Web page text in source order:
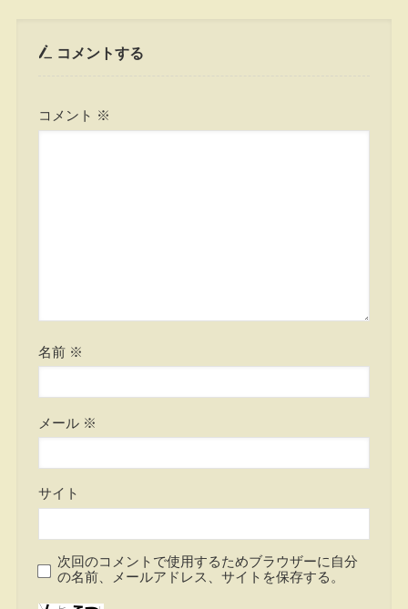
コメントする
コメント ※
名前 ※
メール ※
サイト
次回のコメントで使用するためブラウザーに自分
の名前、メールアドレス、サイトを保存する。